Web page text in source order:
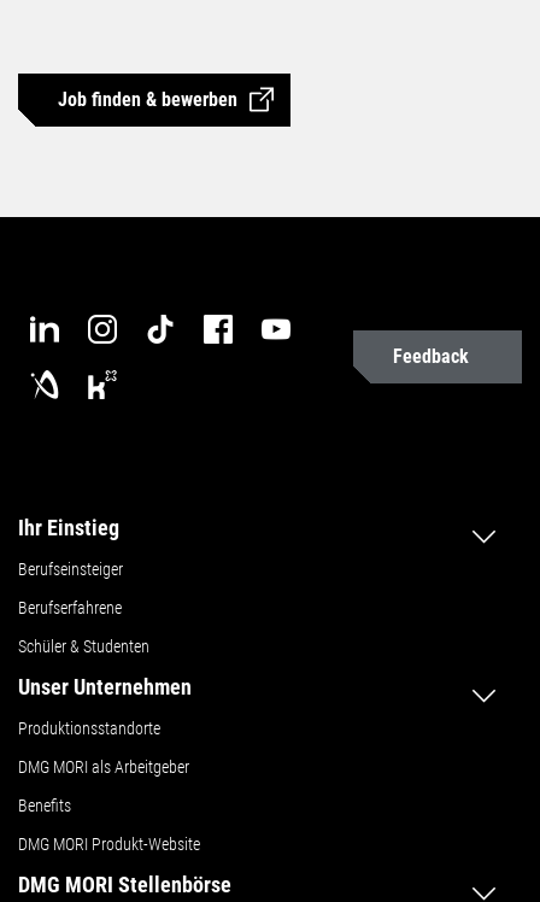
Job finden & bewerben
Feedback
Ihr Einstieg
Berufseinsteiger
Berufserfahrene
Schüler & Studenten
Unser Unternehmen
Produktionsstandorte
DMG MORI als Arbeitgeber
Benefits
DMG MORI Produkt-Website
DMG MORI Stellenbörse